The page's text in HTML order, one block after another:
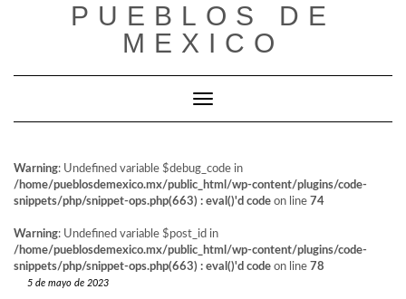
PUEBLOS DE
MEXICO
Cambiar modo de navegación
Warning: Undefined variable $debug_code in
/home/pueblosdemexico.mx/public_html/wp-content/plugins/code-
snippets/php/snippet-ops.php(663) : eval()'d code on line 74
Warning: Undefined variable $post_id in
/home/pueblosdemexico.mx/public_html/wp-content/plugins/code-
snippets/php/snippet-ops.php(663) : eval()'d code on line 78
5 de mayo de 2023